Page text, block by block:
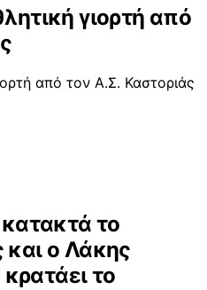
γιορτή από
από τον Α.Σ. Καστοριάς
το
ο Λάκης
το